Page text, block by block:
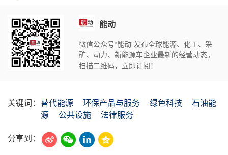
能动
微信公众号“能动”发布全球能源、化工、采
矿、动力、新能源车企业最新的经营动态。
扫描二维码，立即订阅！
关键词： 替代能源 环保产品与服务 绿色科技
石油能
源
公共设施
法律服务
分享到：